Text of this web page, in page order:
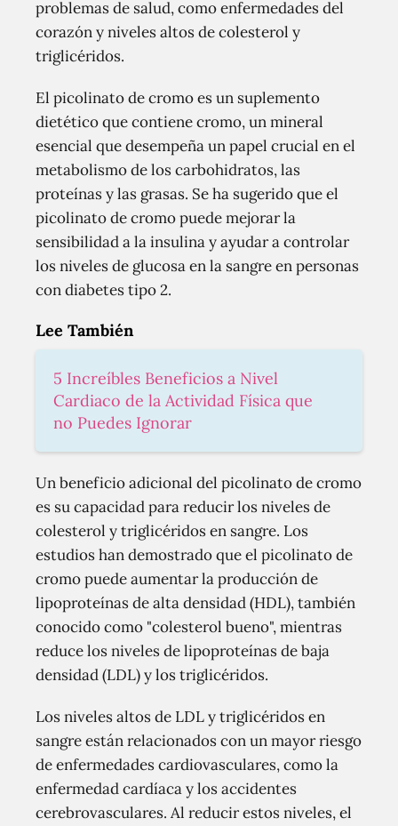
problemas de salud, como enfermedades del
corazón y niveles altos de colesterol y
triglicéridos.
El picolinato de cromo es un suplemento
dietético que contiene cromo, un mineral
esencial que desempeña un papel crucial en el
metabolismo de los carbohidratos, las
proteínas y las grasas. Se ha sugerido que el
picolinato de cromo puede mejorar la
sensibilidad a la insulina y ayudar a controlar
los niveles de glucosa en la sangre en personas
con diabetes tipo 2.
Lee También
5 Increíbles Beneficios a Nivel
Cardiaco de la Actividad Física que
no Puedes Ignorar
Un beneficio adicional del picolinato de cromo
es su capacidad para reducir los niveles de
colesterol y triglicéridos en sangre. Los
estudios han demostrado que el picolinato de
cromo puede aumentar la producción de
lipoproteínas de alta densidad (HDL), también
conocido como "colesterol bueno", mientras
reduce los niveles de lipoproteínas de baja
densidad (LDL) y los triglicéridos.
Los niveles altos de LDL y triglicéridos en
sangre están relacionados con un mayor riesgo
de enfermedades cardiovasculares, como la
enfermedad cardíaca y los accidentes
cerebrovasculares. Al reducir estos niveles, el